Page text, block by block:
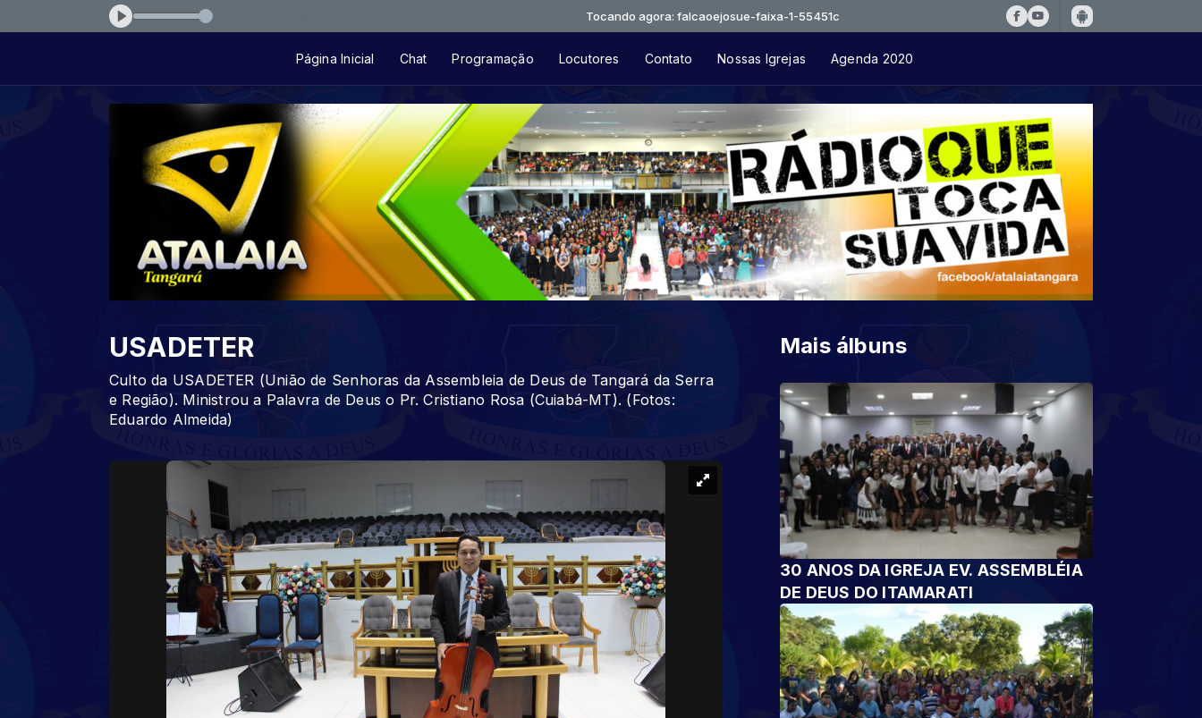
Tocando agora: falcaoejosue-faixa-1-55451c
Página Inicial Chat Programação Locutores Contato Nossas Igrejas Agenda 2020
USADETER
Culto da USADETER (União de Senhoras da Assembleia de Deus de Tangará da Serra
e Região). Ministrou a Palavra de Deus o Pr. Cristiano Rosa (Cuiabá-MT). (Fotos:
Eduardo Almeida)
Mais álbuns
30 ANOS DA IGREJA EV. ASSEMBLÉIA
DE DEUS DO ITAMARATI